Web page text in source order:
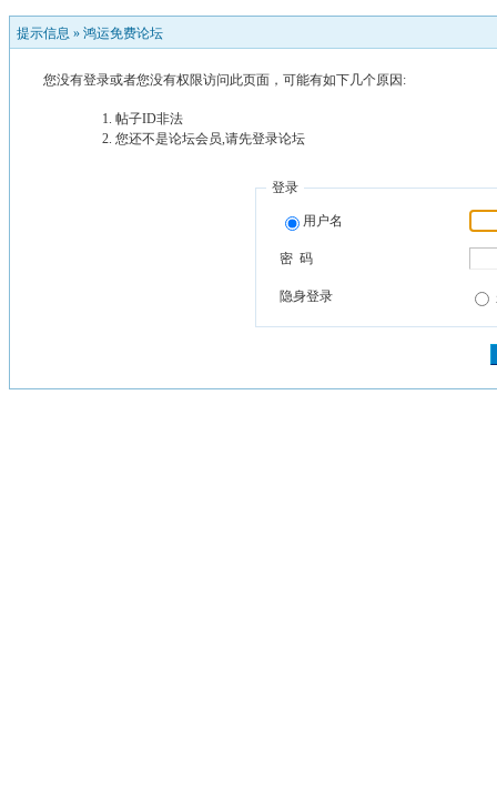
提示信息 » 鸿运免费论坛
您没有登录或者您没有权限访问此页面，可能有如下几个原因:
帖子ID非法
您还不是论坛会员,请先登录论坛
登录
用户名
密 码
隐身登录